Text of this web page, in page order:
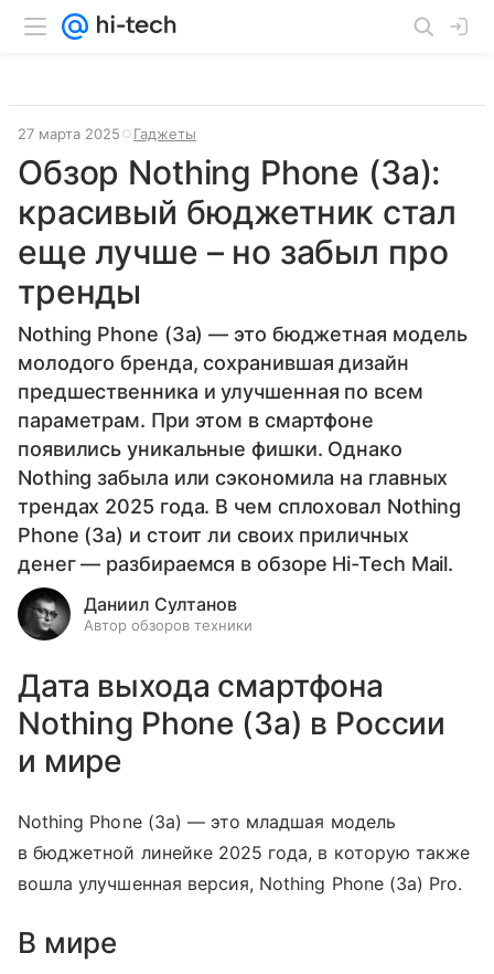
27 марта 2025 Гаджеты
Обзор Nothing Phone (3a):
красивый бюджетник стал
еще лучше – но забыл про
тренды
Nothing Phone (3a) — это бюджетная модель
молодого бренда, сохранившая дизайн
предшественника и улучшенная по всем
параметрам. При этом в смартфоне
появились уникальные фишки. Однако
Nothing забыла или сэкономила на главных
трендах 2025 года. В чем сплоховал Nothing
Phone (3a) и стоит ли своих приличных
денег — разбираемся в обзоре Hi-Tech Mail.
Даниил Султанов
Автор обзоров техники
Дата выхода смартфона
Nothing Phone (3a) в России
и мире
Nothing Phone (3a) — это младшая модель
в бюджетной линейке 2025 года, в которую также
вошла улучшенная версия, Nothing Phone (3a) Pro.
В мире